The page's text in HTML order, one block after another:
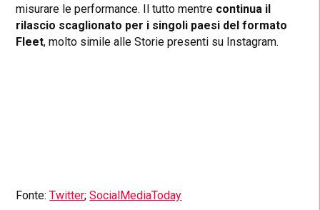
misurare le performance. Il tutto mentre continua il
rilascio scaglionato per i singoli paesi del formato
Fleet, molto simile alle Storie presenti su Instagram.
Fonte:Twitter;SocialMediaToday